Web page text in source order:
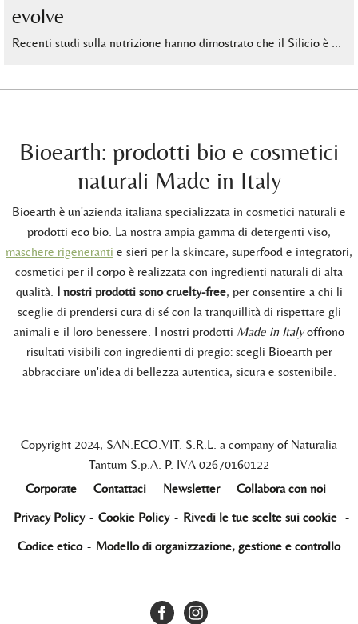
evolve
Recenti studi sulla nutrizione hanno dimostrato che il Silicio è …
Bioearth: prodotti bio e cosmetici
naturali Made in Italy
Bioearth è un'azienda italiana specializzata in cosmetici naturali e
prodotti eco bio. La nostra ampia gamma di detergenti viso,
maschere rigeneranti e sieri per la skincare, superfood e integratori,
cosmetici per il corpo è realizzata con ingredienti naturali di alta
qualità. I nostri prodotti sono cruelty-free, per consentire a chi li
sceglie di prendersi cura di sé con la tranquillità di rispettare gli
animali e il loro benessere. I nostri prodotti Made in Italyoffrono
risultati visibili con ingredienti di pregio: scegli Bioearth per
abbracciare un'idea di bellezza autentica, sicura e sostenibile.
Copyright 2024, SAN.ECO.VIT. S.R.L. a company of Naturalia
Tantum S.p.A. P. IVA 02670160122
Corporate - Contattaci - Newsletter - Collabora con noi -
Privacy Policy - Cookie Policy - Rivedi le tue scelte sui cookie -
Codice etico - Modello di organizzazione, gestione e controllo